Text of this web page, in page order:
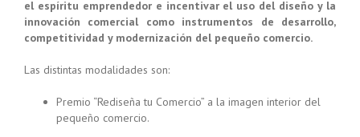
el espíritu emprendedor e incentivar el uso del diseño y la
innovación comercial como instrumentos de desarrollo,
competitividad y modernización del pequeño comercio.
Las distintas modalidades son:
Premio “Rediseña tu Comercio” a la imagen interior del
pequeño comercio.